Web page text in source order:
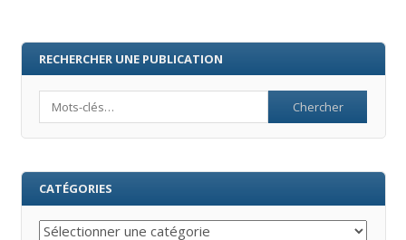
RECHERCHER UNE PUBLICATION
CATÉGORIES
Catégories